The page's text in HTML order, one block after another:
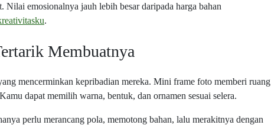
Nilai emosionalnya jauh lebih besar daripada harga bahan
.
Membuatnya
mencerminkan kepribadian mereka. Mini frame foto memberi ruang
dapat memilih warna, bentuk, dan ornamen sesuai selera.
perlu merancang pola, memotong bahan, lalu merakitnya dengan